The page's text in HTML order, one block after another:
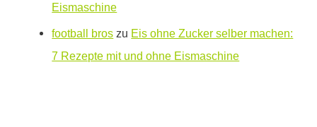
Eismaschine
football bros zu Eis ohne Zucker selber machen:
7 Rezepte mit und ohne Eismaschine